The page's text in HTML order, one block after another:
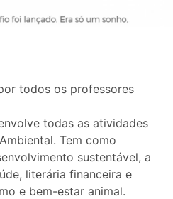
todos os professores
todas as atividades
Tem como
sustentável, a
literária financeira e
e bem-estar animal.